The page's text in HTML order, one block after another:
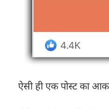
ऐसी ही एक पोस्ट का